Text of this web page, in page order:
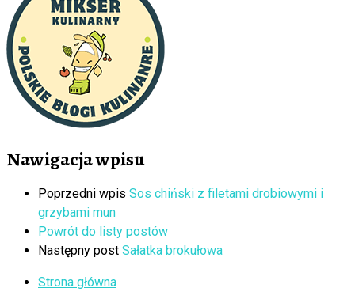
Nawigacja wpisu
Poprzedni wpis Sos chiński z filetami drobiowymi i
grzybami mun
Powrót do listy postów
Następny post Sałatka brokułowa
Strona główna